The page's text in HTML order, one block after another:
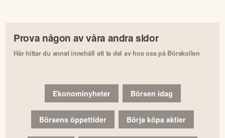
Prova någon av våra andra sidor
Här hittar du annat innehåll att ta del av hos oss på Börskollen
Ekonominyheter Börsen idag
Börsens öppettider Börja köpa aktier